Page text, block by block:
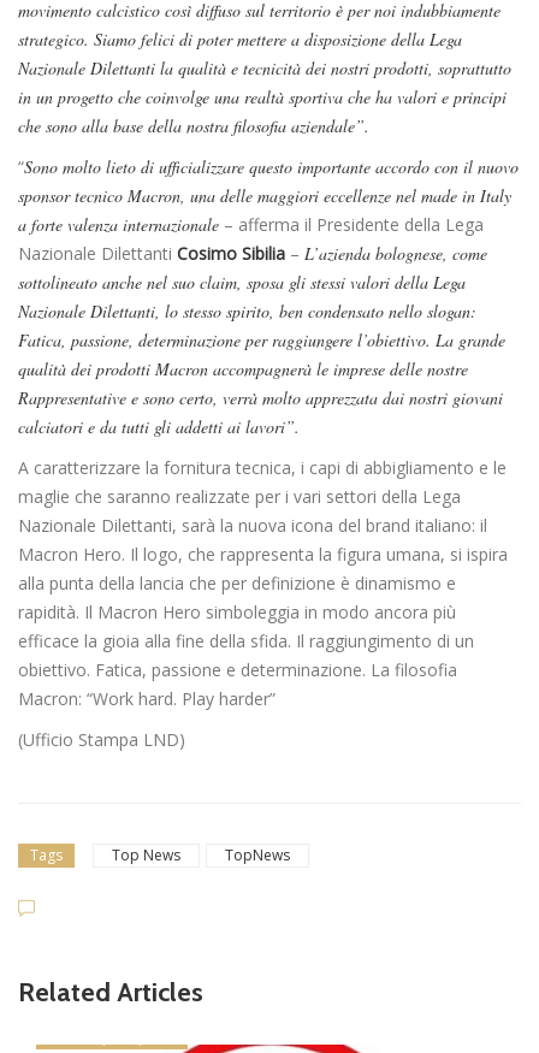
movimento calcistico così diffuso sul territorio è per noi indubbiamente
strategico. Siamo felici di poter mettere a disposizione della Lega
Nazionale Dilettanti la qualità e tecnicità dei nostri prodotti, soprattutto
in un progetto che coinvolge una realtà sportiva che ha valori e principi
che sono alla base della nostra filosofia aziendale”.
“Sono molto lieto di ufficializzare questo importante accordo con il nuovo
sponsor tecnico Macron, una delle maggiori eccellenze nel made in Italy
a forte valenza internazionale – afferma il Presidente della Lega
Nazionale Dilettanti Cosimo Sibilia – L’azienda bolognese, come
sottolineato anche nel suo claim, sposa gli stessi valori della Lega
Nazionale Dilettanti, lo stesso spirito, ben condensato nello slogan:
Fatica, passione, determinazione per raggiungere l’obiettivo. La grande
qualità dei prodotti Macron accompagnerà le imprese delle nostre
Rappresentative e sono certo, verrà molto apprezzata dai nostri giovani
calciatori e da tutti gli addetti ai lavori”.
A caratterizzare la fornitura tecnica, i capi di abbigliamento e le
maglie che saranno realizzate per i vari settori della Lega
Nazionale Dilettanti, sarà la nuova icona del brand italiano: il
Macron Hero. Il logo, che rappresenta la figura umana, si ispira
alla punta della lancia che per definizione è dinamismo e
rapidità. Il Macron Hero simboleggia in modo ancora più
efficace la gioia alla fine della sfida. Il raggiungimento di un
obiettivo. Fatica, passione e determinazione. La filosofia
Macron: “Work hard. Play harder”
(Ufficio Stampa LND)
Tags Top News TopNews
Related Articles